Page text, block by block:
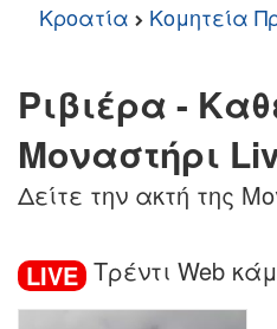
Κροατία
Κομητεία
Ριβιέρα -
Μοναστήρι
Δείτε την ακτή της
LIVE Τρέντι Web